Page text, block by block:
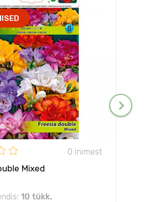
0 inimest
Mixed
10 tükk.